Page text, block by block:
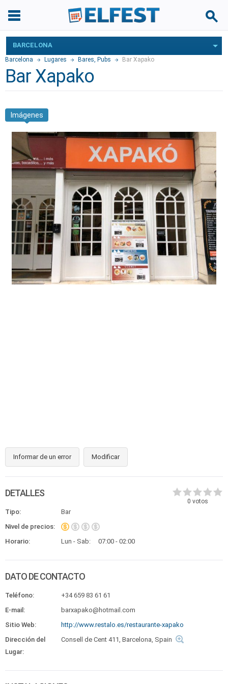
BARCELONA
Barcelona Lugares Bares, Pubs Bar Xapako
Bar Xapako
Imágenes
Informar de un error Modificar
0 votos
DETALLES
Tipo:
Bar
Nivel de precios:
Horario:
Lun - Sab: 07:00 - 02:00
DATO DE CONTACTO
Teléfono:
+34 659 83 61 61
E-mail:
barxapako@hotmail.com
Sitio Web:
http://www.restalo.es/restaurante-xapako
Dirección del
Lugar:
Consell de Cent 411, Barcelona, Spain